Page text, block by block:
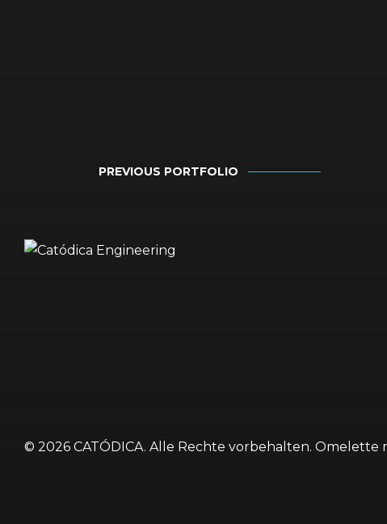
PREVIOUS PORTFOLIO
© 2026 CATÓDICA. Alle Rechte vorbehalten. Omelette